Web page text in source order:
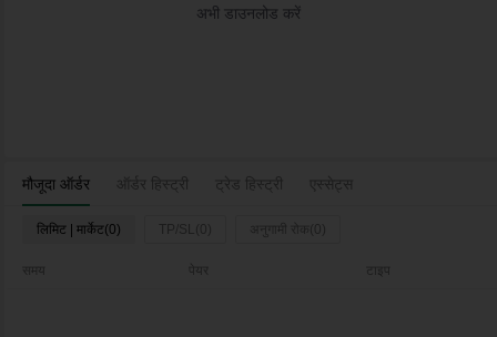
मौजूदा ऑर्डर ऑर्डर हिस्ट्री ट्रेड हिस्ट्री एस्सेट्स
लिमिट | मार्केट(0) TP/SL(0) अनुगामी रोक(0)
समय
अभी डाउनलोड करें